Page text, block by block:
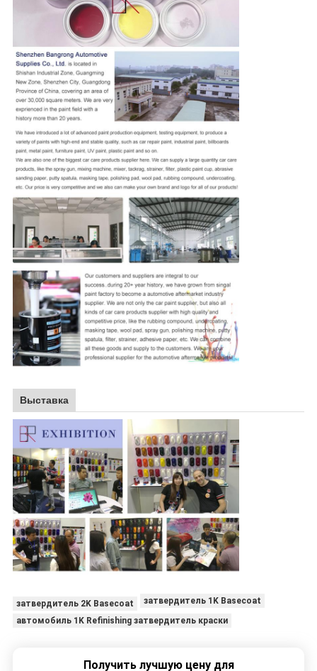
Выставка
затвердитель 2K Basecoat
затвердитель 1K Basecoat
автомобиль 1K Refinishing затвердитель краски
Получить лучшую цену для